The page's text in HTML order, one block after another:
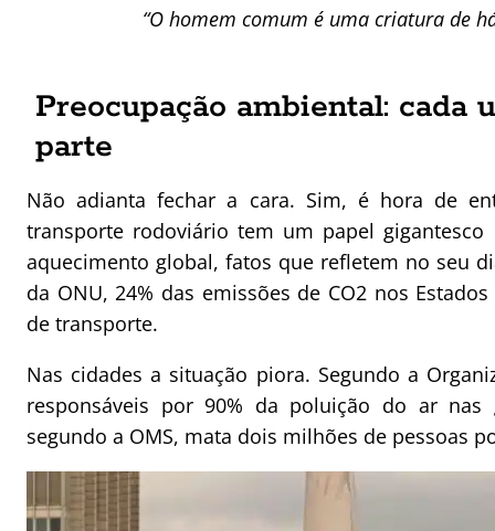
“O homem comum é uma criatura de
Preocupação ambiental: cada
parte
Não adianta fechar a cara. Sim, é hora de
transporte rodoviário tem um papel
aquecimento global, fatos que refletem no seu
da ONU, 24% das emissões de CO2 nos
de transporte.
Nas cidades a situação piora. Segundo a
responsáveis por 90% da poluição do ar nas
segundo a OMS, mata dois milhões de pessoas